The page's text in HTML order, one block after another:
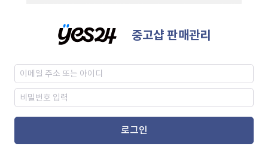
중고샵 판매관리
로그인